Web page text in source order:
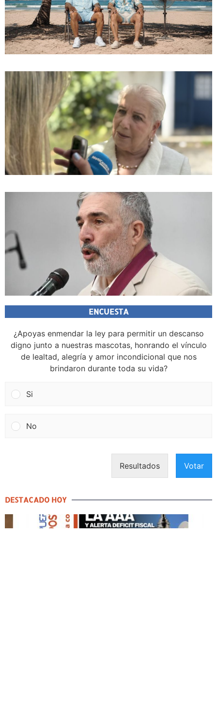
ENCUESTA
¿Apoyas enmendar la ley para permitir un descanso
digno junto a nuestras mascotas, honrando el vínculo
de lealtad, alegría y amor incondicional que nos
brindaron durante toda su vida?
Si
No
Resultados Votar
DESTACADO HOY